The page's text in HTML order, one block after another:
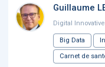
Guillaume
Digital
Big Data
Carnet de